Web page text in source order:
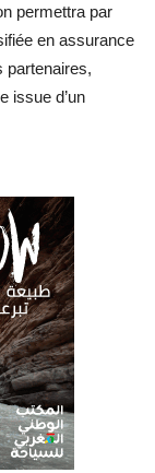
permettra par
en assurance
partenaires,
issue d’un